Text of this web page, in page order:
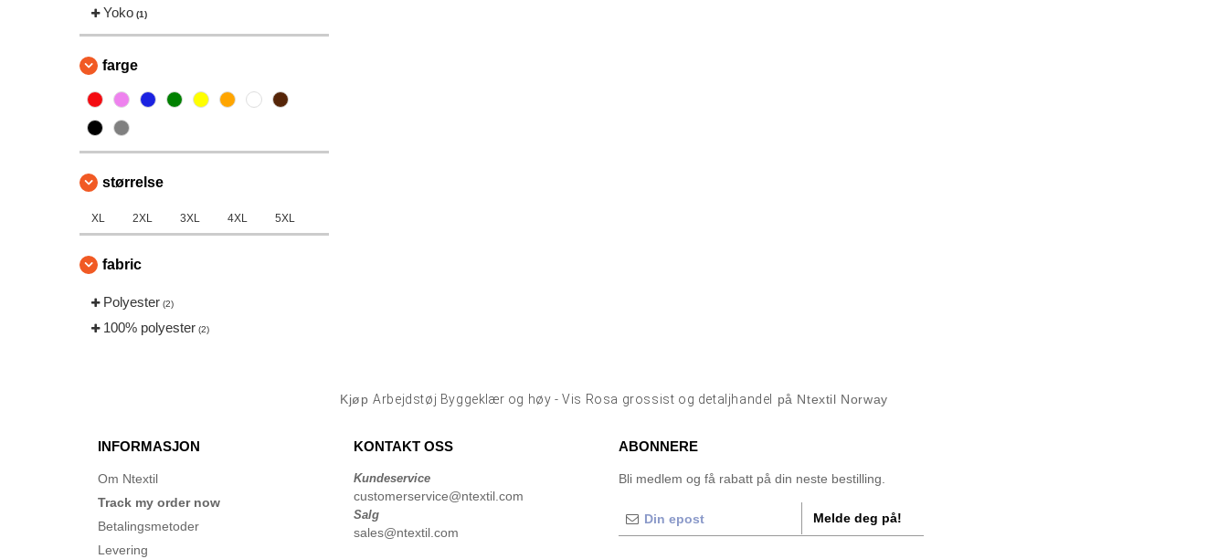
Yoko (1)
farge
størrelse
XL 2XL 3XL 4XL 5XL
fabric
Polyester (2)
100% polyester (2)
KjøpArbejdstøj Byggeklær og høy - Vis Rosa grossist og detaljhandel på Ntextil Norway
INFORMASJON
Om Ntextil
Track my order now
Betalingsmetoder
Levering
KONTAKT OSS
Kundeservice
customerservice@ntextil.com
Salg
sales@ntextil.com
ABONNERE
Bli medlem og få rabatt på din neste bestilling.
Melde deg på!